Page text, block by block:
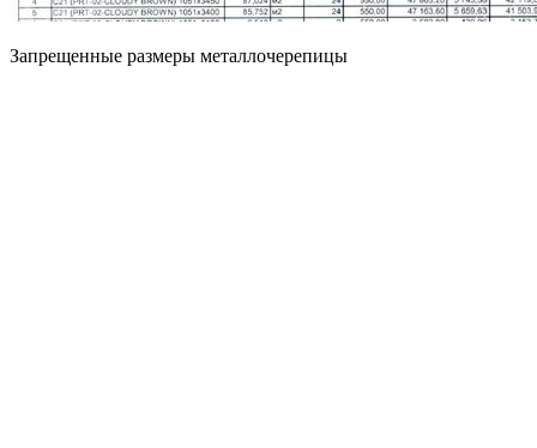
Запрещенные размеры металлочерепицы